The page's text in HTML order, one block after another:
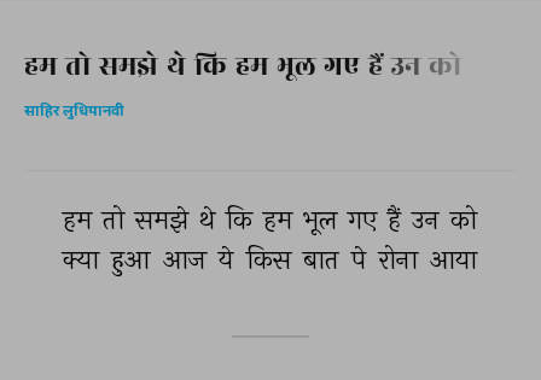
हम तो समझे थे कि हम भूल गए हैं उन को
साहिर लुधियानवी
हम तो समझे थे कि हम भूल गए हैं उन को
क्या हुआ आज ये किस बात पे रोना आया